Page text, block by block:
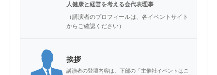
人健康と経営を考える会代表理事
（講演者のプロフィールは、各イベントサイト
からご確認ください）
挨拶
講演者の登壇内容は、下部の「主催社イベントはこ